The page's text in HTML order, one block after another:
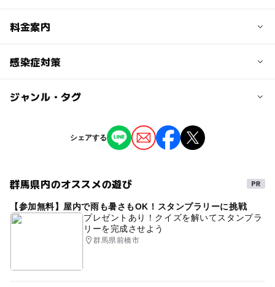
定員
ださい。
0歳･1歳･2歳の赤ちゃん(乳児･幼児)
予約/応募
予約必要
最終応募締切 2025-5-26(月)
注意・制限事項
料金案内
子供の料金
感染症対策
安心してイベントにご参加いただくために以下の対策を実
■手洗いの徹底
撮影前後に手洗いを行うよう徹底しております。
撮影場所到着前にマスク着用を行い、マスク着用を行った
■健康チェック・検温の徹底
「就業前の健康チェック」の実施を徹底しております。
「就業前の健康チェック」項目（体温・咳・のどの痛み・
ジャンル・タグ
季節のイベント
タグ
プロカメラマンが撮る プロカメラマンによる撮影
プロのカメラマン プロカメラマン
キッズ写真撮影
シェアする
群馬県内のオススメの遊び
【参加無料】屋内で雨も暑さもOK！スタンプラリーに挑戦
プレゼントあり！クイズを解いてスタンプラ
リーを完成させよう
群馬県前橋市